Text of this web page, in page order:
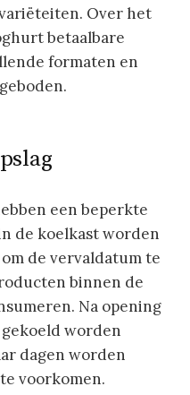
Over het
betaalbare
formaten en
een beperkte
de koelkast worden
de vervaldatum te
binnen de
Na opening
worden
dagen worden
voorkomen.